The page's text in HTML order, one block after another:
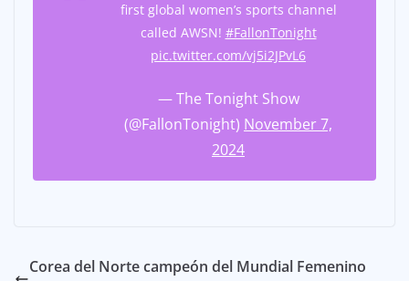
first global women’s sports channel
called AWSN! #FallonTonight
pic.twitter.com/vj5i2JPvL6
— The Tonight Show
(@FallonTonight) November 7,
2024
Corea del Norte campeón del Mundial Femenino